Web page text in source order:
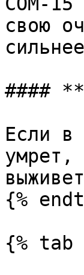
свою
####
Если в
умрет,
{%
{%